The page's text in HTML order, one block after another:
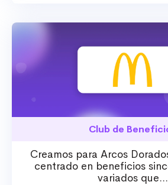
Club de
Creamos para Arcos
centrado en beneficios
variados que...